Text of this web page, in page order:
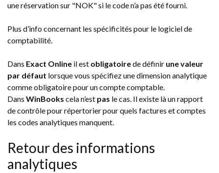
une réservation sur "NOK" si le code n’a pas été fourni.
Plus d’info concernant les spécificités pour le logiciel de
comptabilité.
Dans Exact Online il est obligatoirede définir une valeur
par défaut lorsque vous spécifiez une dimension analytique
comme obligatoire pour un compte comptable.
Dans WinBooks cela n’est pas le cas. Il existe là un rapport
de contrôle pour répertorier pour quels factures et comptes
les codes analytiques manquent.
Retour des informations
analytiques